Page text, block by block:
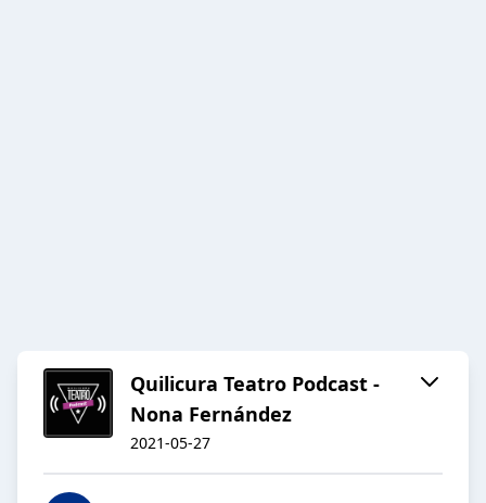
Quilicura Teatro Podcast -
Nona Fernández
2021-05-27